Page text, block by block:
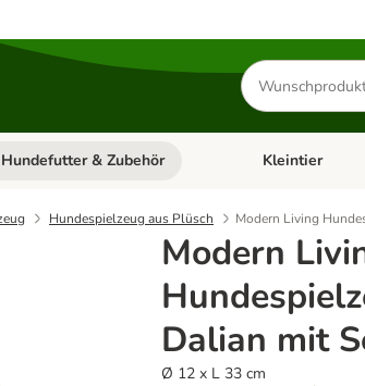
Produkte
suchen
Menü öffnen: Katzenfutter & Zubehör
Hundefutter & Zubehör Kategorie-
Kleintier
Hundespielzeug aus Plüsch Modern Living
Modern
Dalian mit
Ø 12 x L 33 cm